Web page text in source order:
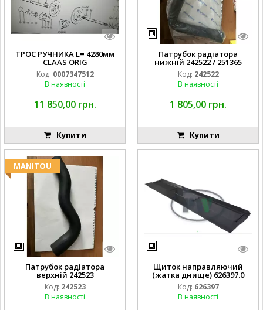
ТРОС РУЧНИКА L= 4280мм
CLAAS ORIG
Код: 0007347512
В наявності
11 850,00 грн.
Купити
Патрубок радіатора
нижній 242522 / 251365
Код: 242522
В наявності
1 805,00 грн.
Купити
MANITOU
Патрубок радіатора
верхній 242523
Код: 242523
В наявності
Щиток направляючий
(жатка днище) 626397.0
Код: 626397
В наявності